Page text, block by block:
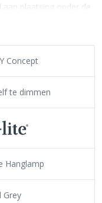
plaatsing onder de
van bomen.
met andere
Sway Pendant en de
12v
uniek 360 °
Hierbij deint de Sway
wat voor een levendige
variant
Concept
te dimmen
Hanglamp
Grey